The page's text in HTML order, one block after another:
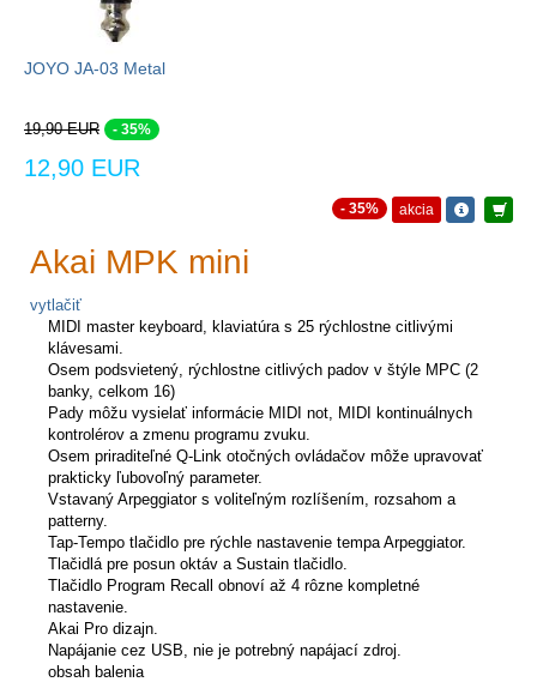
JOYO JA-03 Metal
19,90 EUR - 35%
12,90 EUR
- 35% akcia
Akai MPK mini
vytlačiť
MIDI master keyboard, klaviatúra s 25 rýchlostne citlivými
klávesami.
Osem podsvietený, rýchlostne citlivých padov v štýle MPC (2
banky, celkom 16)
Pady môžu vysielať informácie MIDI not, MIDI kontinuálnych
kontrolérov a zmenu programu zvuku.
Osem priraditeľné Q-Link otočných ovládačov môže upravovať
prakticky ľubovoľný parameter.
Vstavaný Arpeggiator s voliteľným rozlíšením, rozsahom a
patterny.
Tap-Tempo tlačidlo pre rýchle nastavenie tempa Arpeggiator.
Tlačidlá pre posun oktáv a Sustain tlačidlo.
Tlačidlo Program Recall obnoví až 4 rôzne kompletné
nastavenie.
Akai Pro dizajn.
Napájanie cez USB, nie je potrebný napájací zdroj.
obsah balenia